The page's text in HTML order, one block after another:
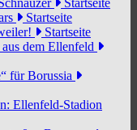
Startseite
Startseite
Startseite
dem Ellenfeld
für Borussia
Ellenfeld-Stadion